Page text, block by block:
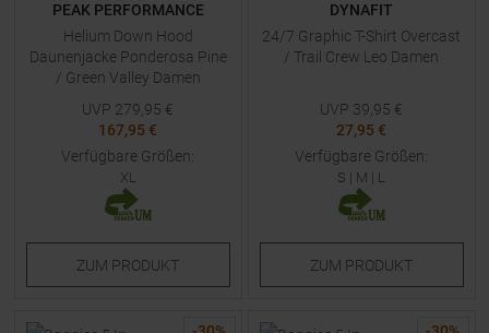
PEAK PERFORMANCE
Helium Down Hood
Daunenjacke Ponderosa Pine
/ Green Valley Damen
UVP 279,95 €
167,95 €
Verfügbare Größen:
XL
ZUM PRODUKT
DYNAFIT
24/7 Graphic T-Shirt Overcast
/ Trail Crew Leo Damen
UVP 39,95 €
27,95 €
Verfügbare Größen:
S | M | L
ZUM PRODUKT